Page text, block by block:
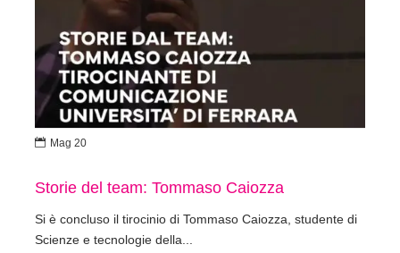
Storie del team: Tommaso Caiozza
Si è concluso il tirocinio di Tommaso Caiozza, studente di
Scienze e tecnologie della...
 Mag 20